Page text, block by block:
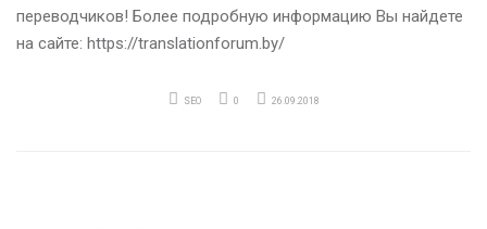
переводчиков! Более подробную информацию Вы найдете
на сайте: https://translationforum.by/
SEO 0 26.09.2018